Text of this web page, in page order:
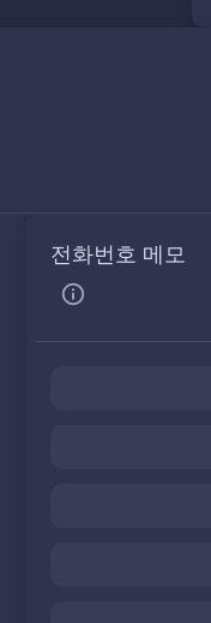
전화번호 메모